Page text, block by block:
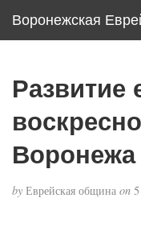
Воронежская
Развитие
Воронежа
by Еврейская община on